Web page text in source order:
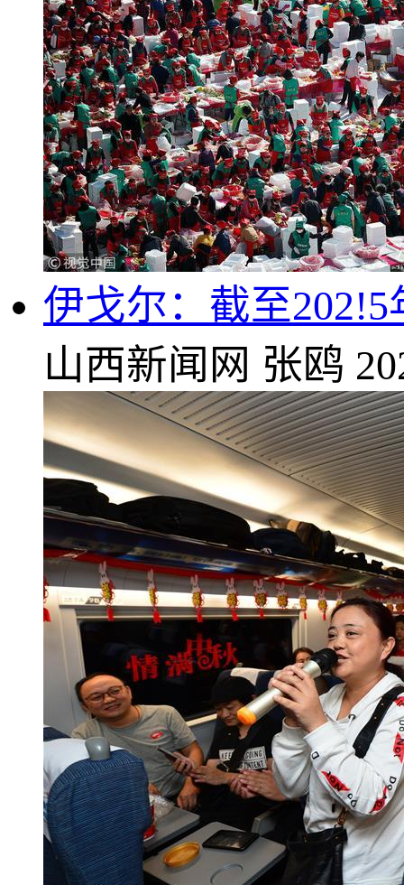
伊戈尔：截至
山西新闻网 张鸥